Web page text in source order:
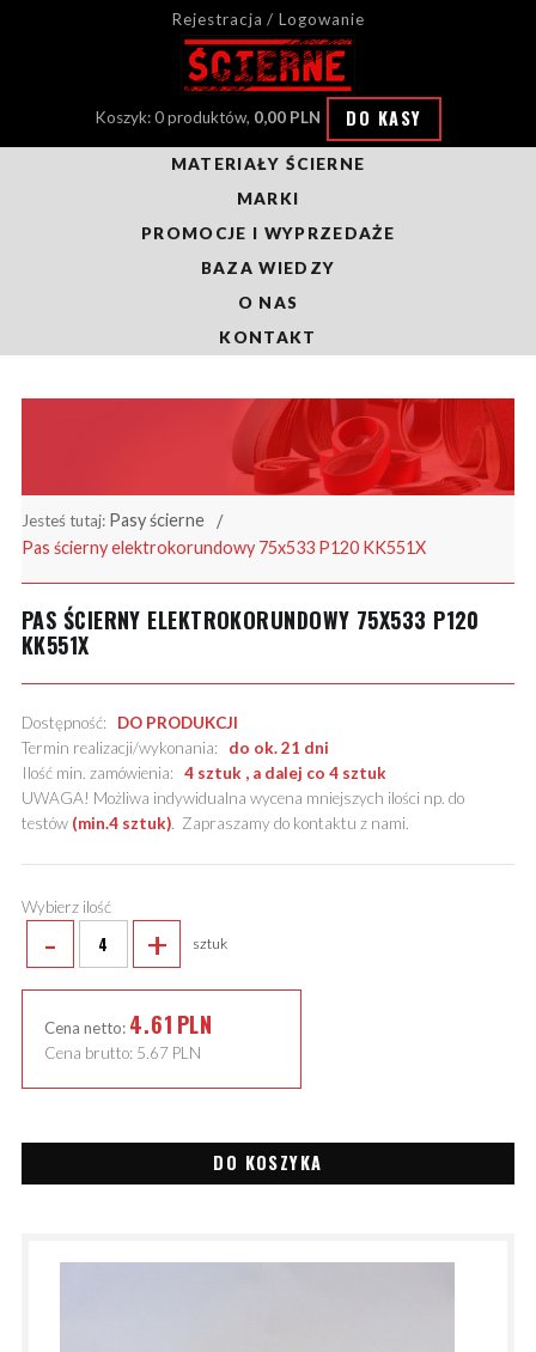
Rejestracja / Logowanie
Koszyk: 0 produktów, 0,00 PLN DO KASY
MATERIAŁY ŚCIERNE
MARKI
PROMOCJE I WYPRZEDAŻE
BAZA WIEDZY
O NAS
KONTAKT
Jesteś tutaj: Pasy ścierne
Pas ścierny elektrokorundowy 75x533 P120 KK551X
PAS ŚCIERNY ELEKTROKORUNDOWY 75X533 P120
KK551X
Dostępność: DO PRODUKCJI
Termin realizacji/wykonania: do ok. 21 dni
Ilość min. zamówienia: 4 sztuk , a dalej co 4 sztuk
UWAGA! Możliwa indywidualna wycena mniejszych ilości np. do
testów (min.4 sztuk). Zapraszamy do kontaktu z nami.
Wybierz ilość
- + sztuk
Cena netto: 4.61 PLN
Cena brutto: 5.67 PLN
DO KOSZYKA